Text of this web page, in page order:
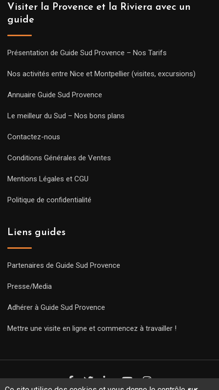
Visiter la Provence et la Riviera avec un
guide
Présentation de Guide Sud Provence – Nos Tarifs
Nos activités entre Nice et Montpellier (visites, excursions)
Annuaire Guide Sud Provence
Le meilleur du Sud – Nos bons plans
Contactez-nous
Conditions Générales de Ventes
Mentions Légales et CGU
Politique de confidentialité
Liens guides
Partenaires de Guide Sud Provence
Presse/Media
Adhérer à Guide Sud Provence
Mettre une visite en ligne et commencez à travailler !